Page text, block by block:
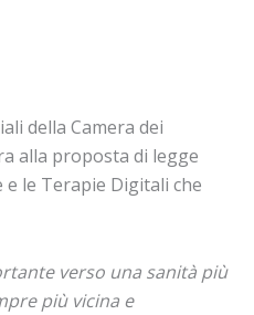
della Camera dei
alla proposta di legge
le Terapie Digitali che
verso una sanità più
più vicina e